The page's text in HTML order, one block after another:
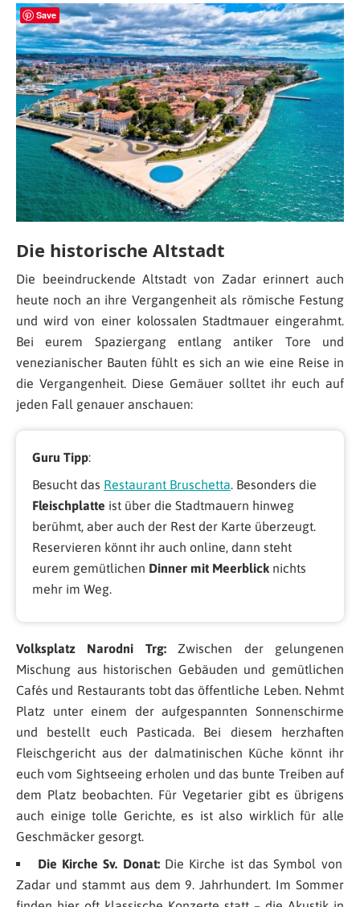
Save
Die historische Altstadt
Die beeindruckende Altstadt von Zadar erinnert auch
heute noch an ihre Vergangenheit als römische Festung
und wird von einer kolossalen Stadtmauer eingerahmt.
Bei eurem Spaziergang entlang antiker Tore und
venezianischer Bauten fühlt es sich an wie eine Reise in
die Vergangenheit. Diese Gemäuer solltet ihr euch auf
jeden Fall genauer anschauen:
Guru Tipp:
Besucht das Restaurant Bruschetta. Besonders die
Fleischplatte ist über die Stadtmauern hinweg
berühmt, aber auch der Rest der Karte überzeugt.
Reservieren könnt ihr auch online, dann steht
eurem gemütlichen Dinner mit Meerblick nichts
mehr im Weg.
Volksplatz Narodni Trg: Zwischen der gelungenen
Mischung aus historischen Gebäuden und gemütlichen
Cafés und Restaurants tobt das öffentliche Leben. Nehmt
Platz unter einem der aufgespannten Sonnenschirme
und bestellt euch Pasticada. Bei diesem herzhaften
Fleischgericht aus der dalmatinischen Küche könnt ihr
euch vom Sightseeing erholen und das bunte Treiben auf
dem Platz beobachten. Für Vegetarier gibt es übrigens
auch einige tolle Gerichte, es ist also wirklich für alle
Geschmäcker gesorgt.
Die Kirche Sv. Donat: Die Kirche ist das Symbol von
Zadar und stammt aus dem 9. Jahrhundert. Im Sommer